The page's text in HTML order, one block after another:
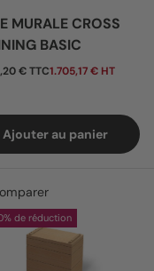
MURALE CROSS
BASIC
€ TTC1.705,17 € HT
Ajouter au panier
de réduction